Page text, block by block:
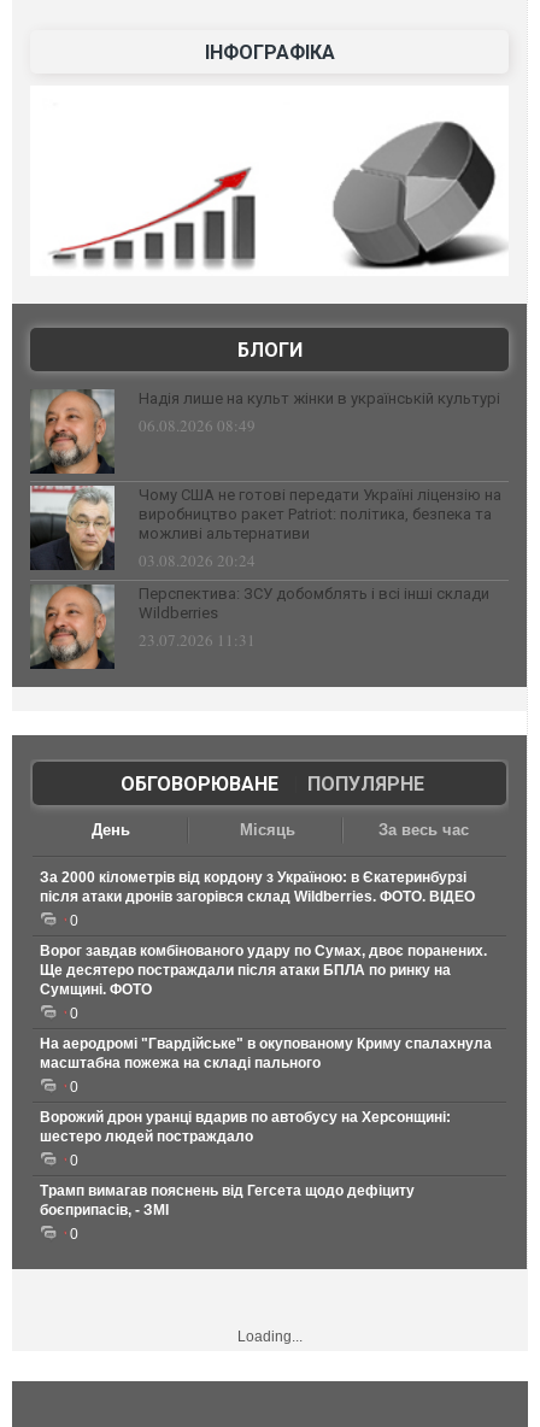
ІНФОГРАФІКА
БЛОГИ
Надія лише на культ жінки в українській культурі
06.08.2026 08:49
Чому США не готові передати Україні ліцензію на
виробництво ракет Patriot: політика, безпека та
можливі альтернативи
03.08.2026 20:24
Перспектива: ЗСУ добомблять і всі інші склади
Wildberries
23.07.2026 11:31
ОБГОВОРЮВАНЕ| ПОПУЛЯРНЕ
День Місяць За весь час
За 2000 кілометрів від кордону з Україною: в Єкатеринбурзі
після атаки дронів загорівся склад Wildberries. ФОТО. ВІДЕО
0
Ворог завдав комбінованого удару по Сумах, двоє поранених.
Ще десятеро постраждали після атаки БПЛА по ринку на
Сумщині. ФОТО
0
На аеродромі "Гвардійське" в окупованому Криму спалахнула
масштабна пожежа на складі пального
0
Ворожий дрон уранці вдарив по автобусу на Херсонщині:
шестеро людей постраждало
0
Трамп вимагав пояснень від Гегсета щодо дефіциту
боєприпасів, - ЗМІ
0
Loading...